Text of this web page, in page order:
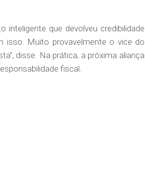
que devolveu credibilidade
isso. Muito provavelmente o vice do
disse. Na prática, a próxima aliança
fiscal.